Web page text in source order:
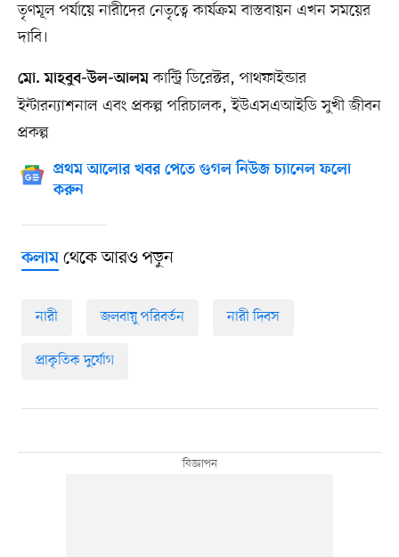
তৃণমূল পর্যায়ে নারীদের নেতৃত্বে কার্যক্রম বাস্তবায়ন এখন সময়ের
দাবি।
মো. মাহবুব-উল-আলমকান্ট্রি ডিরেক্টর, পাথফাইন্ডার
ইন্টারন্যাশনাল এবং প্রকল্প পরিচালক, ইউএসএআইডি সুখী জীবন
প্রকল্প
প্রথম আলোর খবর পেতে গুগল নিউজ চ্যানেল ফলো
করুন
কলামথেকে আরও পড়ুন
নারী জলবায়ু পরিবর্তন নারী দিবস
প্রাকৃতিক দুর্যোগ